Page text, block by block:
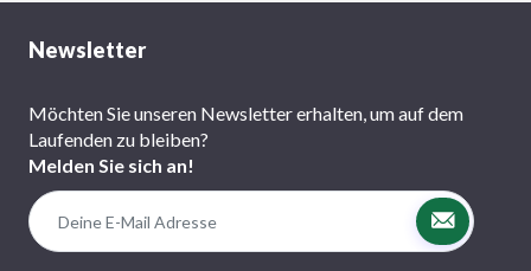
Newsletter
Möchten Sie unseren Newsletter erhalten, um auf dem
Laufenden zu bleiben?
Melden Sie sich an!